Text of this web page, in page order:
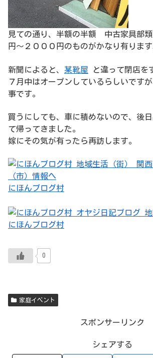
見ての通り、半額の半額 中古家具部
円～２０００円のものがかなり有ります
新聞によると、 某靴屋 と違って閉店を
７月中はオープンしているらしいで
事です。
買うにしても、車に積めないので、後
て帰ってきました。
嫁にその気が有ったら再訪します。
にほんブログ村
にほんブログ村
0
家庭イベント
スポンサーリンク
シェアする